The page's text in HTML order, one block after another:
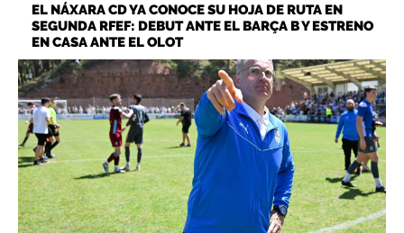
EL NÁXARA CD YA CONOCE SU HOJA DE RUTA EN
SEGUNDA RFEF: DEBUT ANTE EL BARÇA B Y ESTRENO
EN CASA ANTE EL OLOT